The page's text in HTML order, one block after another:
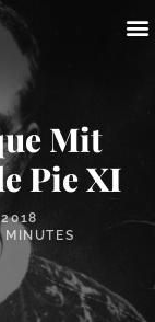
Mit
Pie XI
MINUTES